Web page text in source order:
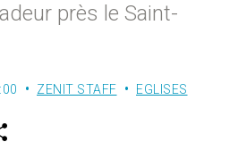
près le Saint-
ZENIT STAFF
EGLISES